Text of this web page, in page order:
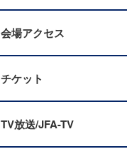
会場アクセス
チケット
TV放送/JFA-TV